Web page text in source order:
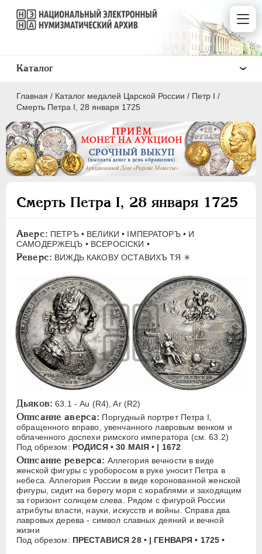
Главная / Каталог медалей Царской России / Пeтр I /
Смерть Петра I, 28 января 1725
Смерть Петра I, 28 января 1725
Аверс: ПЕТРЪ • ВЕЛИКИ • IМПЕРАТОРЪ • И
САМОДЕРЖЕЦЪ • ВСЕРОСIСКИ •
Реверс: ВИЖДЬ КАКОВУ ОСТАВИХЪ ТЯ ✳
Дьяков: 63.1 - Au (R4), Ar (R2)
Описание аверса: Поргудный портрет Петра I,
обращенного вправо, увенчанного лавровым венком и
облаченного доспехи римского императора (см. 63.2)
Под обрезом: РОДИСЯ • 30 МАIЯ • | 1672
Описание реверса: Аллегория вечности в виде
женской фигуры с уроборосом в руке уносит Петра в
небеса. Аллегория России в виде коронованной женской
фигуры, сидит на берегу моря с кораблями и заходящим
за горизонт солнцем слева. Рядом с фигурой России
атрибуты власти, науки, искусств и войны. Справа два
лавровых дерева - символ славных деяний и вечной
жизни
Под обрезом: ПРЕСТАВИСЯ 28 • | ГЕНВАРЯ • 1725 •
Каталог
ВСЕ
Латинская надпись
A C D E F G H I
M
N O Q R
Русская надпись
А Б В Д Е З К М
Н
П
С Х Ц Я
ЕКАТЕРИНА I 1725-1727
ПЕТР II 1727-1729
АННА ИОАННОВНА 1730-1740
ИОАНН АНТОНОВИЧ 1740-1741
ЕЛИЗАВЕТА 1741-1762
ПЕТР III 1762-1762
ЕКАТЕРИНА II 1762-1796
ПАВЕЛ I 1796-1801
АЛЕКСАНДР I 1801-1825
НИКОЛАЙ I 1826-1855
АЛЕКСАНДР II
АЛЕКСАНДР III